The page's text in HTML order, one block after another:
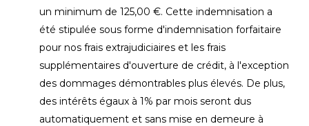
un minimum de 125,00 €. Cette indemnisation a
été stipulée sous forme d'indemnisation forfaitaire
pour nos frais extrajudiciaires et les frais
supplémentaires d'ouverture de crédit, à l'exception
des dommages démontrables plus élevés. De plus,
des intérêts égaux à 1% par mois seront dus
automatiquement et sans mise en demeure à